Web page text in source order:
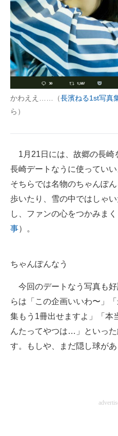
かわええ……（長濱ねる1st写真
ら）
1月21日には、故郷の長崎
長崎デートなうに使ってい
そちらでは名物のちゃんぽ
歩いたり、雪の中ではしゃ
し、ファンの心をつかみま
事）。
ちゃんぽんなう
今回のデートなう写真も
らは「この企画いいわ〜」
集もう1冊出せますよ」「
んたってやつは…」といっ
す。もしや、まだ隠し球が